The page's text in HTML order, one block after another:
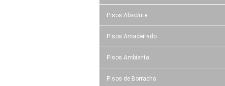
Pisos Absolute
Pisos Amadeirado
Pisos Ambienta
Pisos de Borracha